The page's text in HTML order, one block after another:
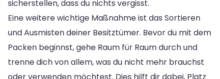
sicherstellen, dass du nichts vergisst.
Eine weitere wichtige Maßnahme ist das Sortieren
und Ausmisten deiner Besitztümer. Bevor du mit dem
Packen beginnst, gehe Raum für Raum durch und
trenne dich von allem, was du nicht mehr brauchst
oder verwenden möchtest. Dies hilft dir dabei, Platz